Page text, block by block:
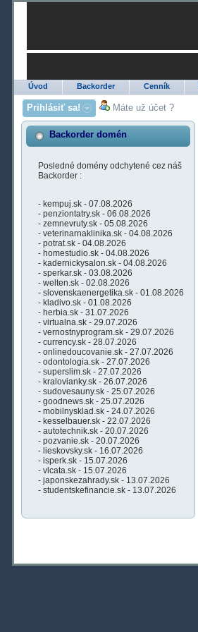
Úvod Backorder Cenník
Prihlásiť sa! Máte už účet ?
Backorder domén
Posledné domény odchytené cez náš
Backorder :
- kempuj.sk - 07.08.2026
- penziontatry.sk - 06.08.2026
- zemnevruty.sk - 05.08.2026
- veterinarnaklinika.sk - 04.08.2026
- potrat.sk - 04.08.2026
- homestudio.sk - 04.08.2026
- kadernickysalon.sk - 04.08.2026
- sperkar.sk - 03.08.2026
- welten.sk - 02.08.2026
- slovenskaenergetika.sk - 01.08.2026
- kladivo.sk - 01.08.2026
- herbia.sk - 31.07.2026
- virtualna.sk - 29.07.2026
- vernostnyprogram.sk - 29.07.2026
- currency.sk - 28.07.2026
- onlinedoucovanie.sk - 27.07.2026
- odontologia.sk - 27.07.2026
- superslim.sk - 27.07.2026
- kralovianky.sk - 26.07.2026
- sudovesauny.sk - 25.07.2026
- goodnews.sk - 25.07.2026
- mobilnysklad.sk - 24.07.2026
- kesselbauer.sk - 22.07.2026
- autotechnik.sk - 20.07.2026
- pozvanie.sk - 20.07.2026
- lieskovsky.sk - 16.07.2026
- isperk.sk - 15.07.2026
- vlcata.sk - 15.07.2026
- japonskezahrady.sk - 13.07.2026
- studentskefinancie.sk - 13.07.2026